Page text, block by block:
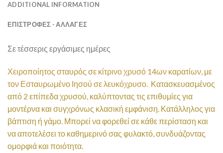
ADDITIONAL INFORMATION
ΕΠΙΣΤΡΟΦΕΣ - ΑΛΛΑΓΕΣ
Σε τέσσερις εργάσιμες ημέρες
Χειροποίητος σταυρός σε κίτρινο χρυσό 14ων καρατίων, με
τον Εσταυρωμένο Ιησού σε λευκόχρυσο. Κατασκευασμένος
από 2 επίπεδα χρυσού, καλύπτοντας τις επιθυμίες για
μοντέρνα και συγχρόνως κλασική εμφάνιση. Κατάλληλος για
βάπτιση ή γάμο. Μπορεί να φορεθεί σε κάθε περίσταση και
να αποτελέσει το καθημερινό σας φυλακτό, συνδυάζοντας
ομορφιά και ποιότητα.